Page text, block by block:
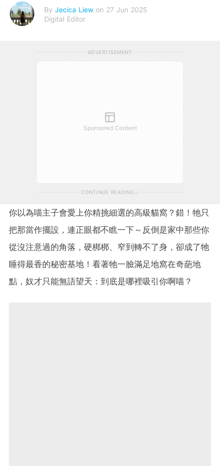
By Jecica Liew on 27 Jun 2025
Digital Editor
ADVERTISEMENT
Sponsored Content
CONTINUE READING
你以為喵主子會愛上你精挑細選的高級貓窩？錯！牠只
把那當作擺設，連正眼都不瞧一下～反倒是家中那些你
從沒注意過的角落，硬梆梆、窄到轉不了身，卻成了牠
睡得最香的秘密基地！看著牠一臉滿足地窩在奇葩地
點，奴才只能無語望天：到底是哪裡吸引你啊喵？